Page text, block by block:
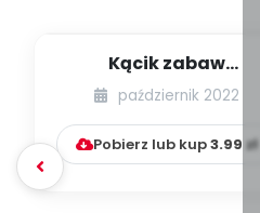
Kącik zabaw
integracyjnych [cz. 21]
październik 2022
Pobierz lub kup3.99 zł